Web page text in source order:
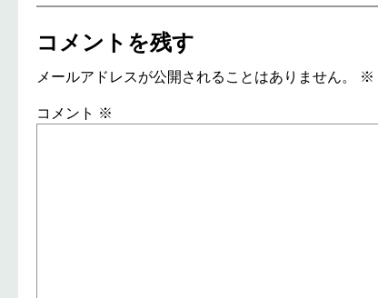
コメントを残す
メールアドレスが公開されることはありません。 ※
コメント ※